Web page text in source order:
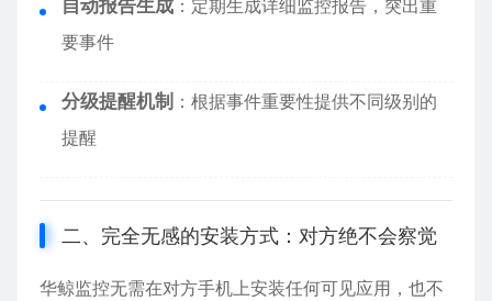
自动报告生成 ：定期生成详细监控报告，突出重
要事件
分级提醒机制 ：根据事件重要性提供不同级别的
提醒
二、完全无感的安装方式：对方绝不会察觉
华鲸监控无需在对方手机上安装任何可见应用，也不